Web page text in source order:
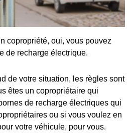
copropriété, oui, vous pouvez
de recharge électrique.
de votre situation, les règles sont
êtes un copropriétaire qui
de recharge électriques qui
ou si vous voulez en
votre véhicule, pour vous.